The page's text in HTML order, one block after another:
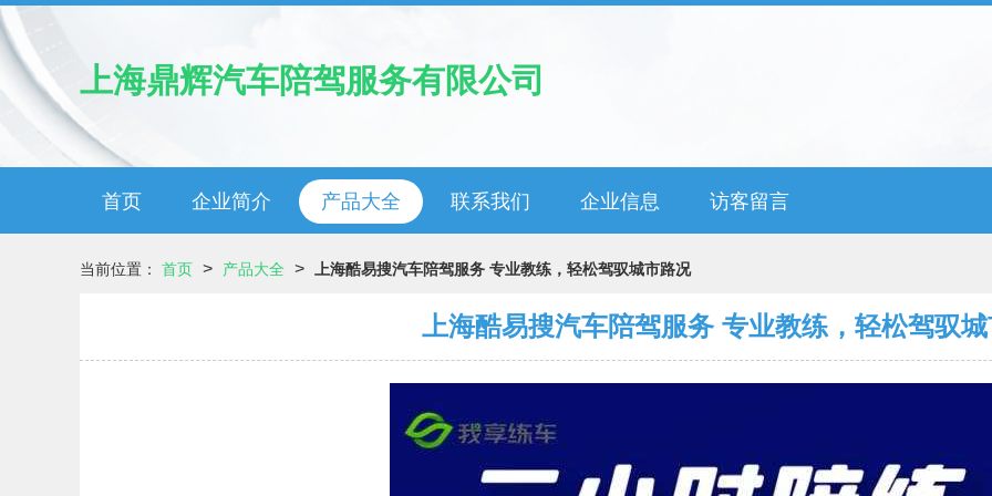
上海鼎辉汽车陪驾服务有限公司
首页 企业简介 产品大全 联系我们 企业信息 访客留言
当前位置： 首页 > 产品大全 > 上海酷易搜汽车陪驾服务 专业教练，轻松驾驭城市路况
上海酷易搜汽车陪驾服务 专业教练，轻松驾驭